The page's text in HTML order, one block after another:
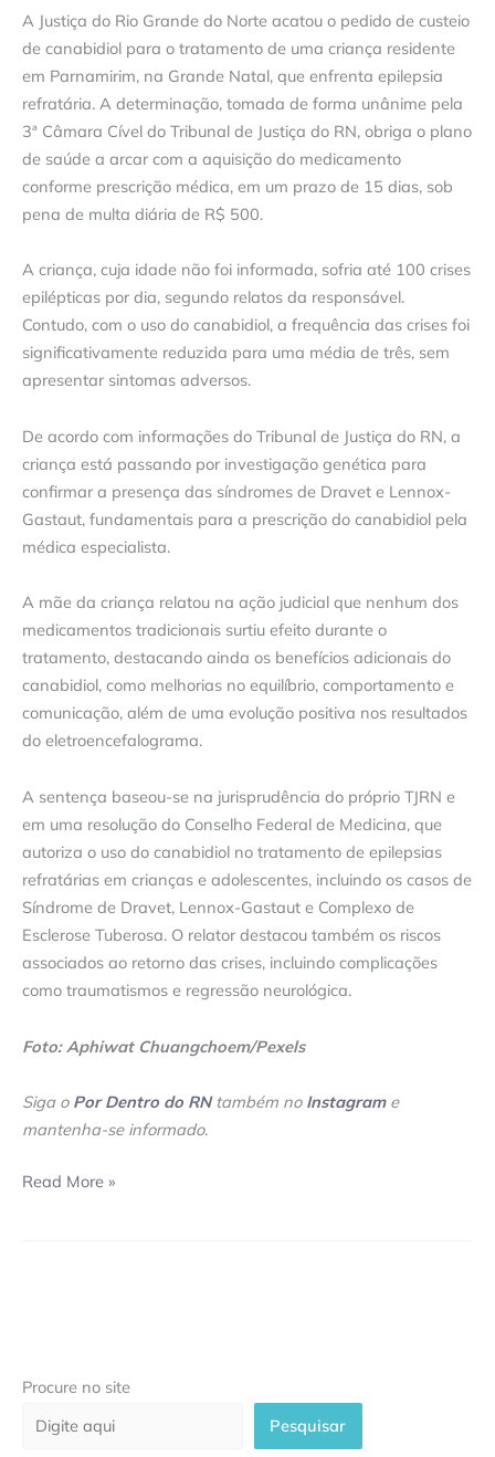
A Justiça do Rio Grande do Norte acatou o pedido de custeio
de canabidiol para o tratamento de uma criança residente
em Parnamirim, na Grande Natal, que enfrenta epilepsia
refratária. A determinação, tomada de forma unânime pela
3ª Câmara Cível do Tribunal de Justiça do RN, obriga o plano
de saúde a arcar com a aquisição do medicamento
conforme prescrição médica, em um prazo de 15 dias, sob
pena de multa diária de R$ 500.
A criança, cuja idade não foi informada, sofria até 100 crises
epilépticas por dia, segundo relatos da responsável.
Contudo, com o uso do canabidiol, a frequência das crises foi
significativamente reduzida para uma média de três, sem
apresentar sintomas adversos.
De acordo com informações do Tribunal de Justiça do RN, a
criança está passando por investigação genética para
confirmar a presença das síndromes de Dravet e Lennox-
Gastaut, fundamentais para a prescrição do canabidiol pela
médica especialista.
A mãe da criança relatou na ação judicial que nenhum dos
medicamentos tradicionais surtiu efeito durante o
tratamento, destacando ainda os benefícios adicionais do
canabidiol, como melhorias no equilíbrio, comportamento e
comunicação, além de uma evolução positiva nos resultados
do eletroencefalograma.
A sentença baseou-se na jurisprudência do próprio TJRN e
em uma resolução do Conselho Federal de Medicina, que
autoriza o uso do canabidiol no tratamento de epilepsias
refratárias em crianças e adolescentes, incluindo os casos de
Síndrome de Dravet, Lennox-Gastaut e Complexo de
Esclerose Tuberosa. O relator destacou também os riscos
associados ao retorno das crises, incluindo complicações
como traumatismos e regressão neurológica.
Foto: Aphiwat Chuangchoem/Pexels
Siga o Por Dentro do RNtambém no Instagrame
mantenha-se informado.
Read More »
Procure no site
Pesquisar